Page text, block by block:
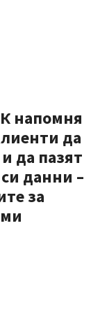
напомня
да
да пазят
данни –
за